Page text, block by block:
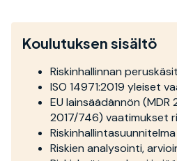
Koulutuksen sisältö
Riskinhallinnan
ISO 14971:2019 yleiset
EU lainsäädännön (MDR
2017/746) vaatimukset
Riskinhallintasuunnitelma
Riskien analysointi,